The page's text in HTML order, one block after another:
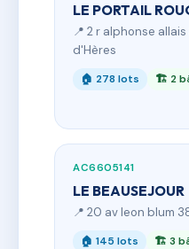
LE PORTAIL
📍 2 r alphonse
d'Hères
🏠 278 lots 🏗 2
AC6605141
LE BEAUSEJOUR
📍 20 av leon blum
🏠 145 lots 🏗 3